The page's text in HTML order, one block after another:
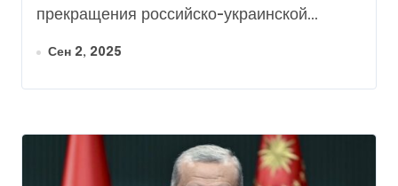
прекращения российско-украинской...
Сен 2, 2025